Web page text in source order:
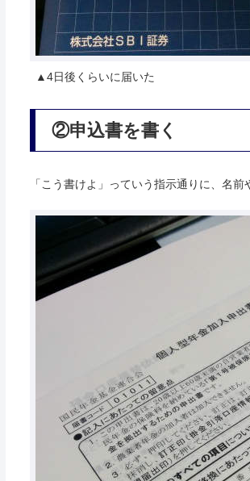
▲4日後くらいに届いた
②申込書を書く
「こう書けよ」っていう指示通りに、名前